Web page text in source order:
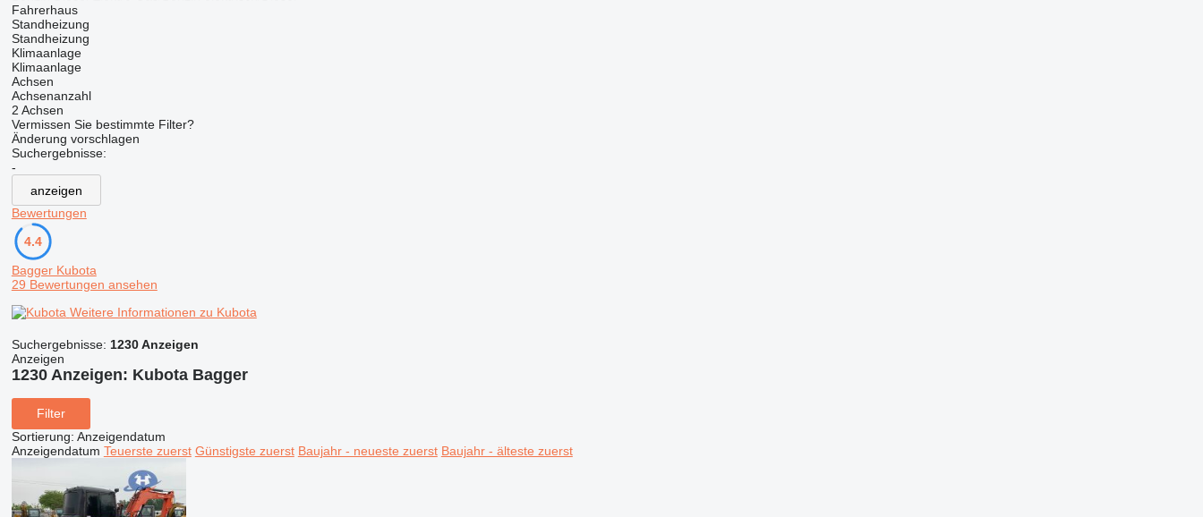
Fahrerhaus
Standheizung
Standheizung
Klimaanlage
Klimaanlage
Achsen
Achsenanzahl
2 Achsen
Vermissen Sie bestimmte Filter?
Änderung vorschlagen
Suchergebnisse:
-
anzeigen
Bewertungen
4.4
Bagger Kubota
29 Bewertungen ansehen
Weitere Informationen zu Kubota
Suchergebnisse: 1230 Anzeigen
Anzeigen
1230 Anzeigen: Kubota Bagger
Filter
Sortierung: Anzeigendatum
Anzeigendatum Teuerste zuerst Günstigste zuerst Baujahr - neueste zuerst Baujahr - älteste zuerst